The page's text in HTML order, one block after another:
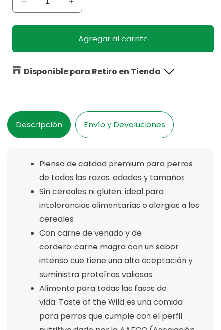
Reducir
cantidad
para
Tow
Pinar
Y
Legumbres
5.6KG
Aumentar
cantidad
para
Alimento
Tow
Pinar
Legumbres
5.6KG
Agregar al carrito
Disponible para Retiro en Tienda
Descripción Envío y Devoluciones
Pienso de calidad premium para perros
de todas las razas, edades y tamaños
Sin cereales ni gluten: ideal para
intolerancias alimentarias o alergias a los
cereales.
Con carne de venado y de
cordero: carne magra con un sabor
intenso que tiene una alta aceptación y
suministra proteínas valiosas
Alimento para todas las fases de
vida: Taste of the Wild es una comida
para perros que cumple con el perfil